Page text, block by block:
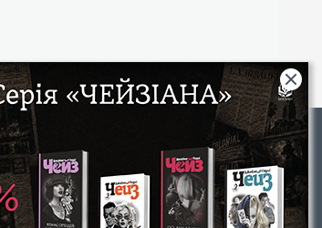
«Видавництво Богдан»:
А/С 529